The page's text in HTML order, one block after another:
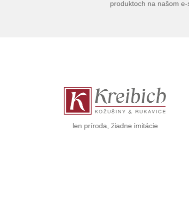
produktoch na našom e-
len príroda, žiadne imitácie